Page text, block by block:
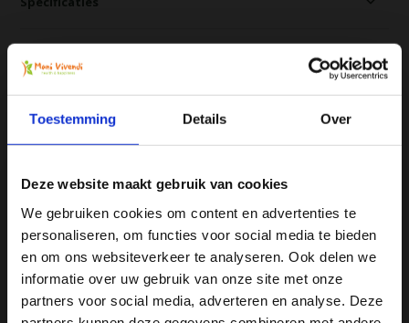
Toestemming Details Over
Deze website maakt gebruik van cookies
We gebruiken cookies om content en advertenties te
personaliseren, om functies voor social media te bieden
en om ons websiteverkeer te analyseren. Ook delen we
informatie over uw gebruik van onze site met onze
partners voor social media, adverteren en analyse. Deze
Ja, ik wil 5% korting op mijn
volgende bestelling!